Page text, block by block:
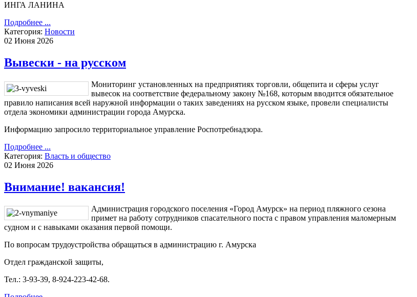
ИНГА ЛАНИНА
Подробнее ...
Категория: Новости
02 Июня 2026
Вывески - на русском
Мониторинг установленных на предприятиях торговли, общепита и сферы услуг
вывесок на соответствие федеральному закону №168, которым вводится обязательное
правило написания всей наружной информации о таких заведениях на русском языке, провели специалисты
отдела экономики администрации города Амурска.
Информацию запросило территориальное управление Роспотребнадзора.
Подробнее ...
Категория: Власть и общество
02 Июня 2026
Внимание! вакансия!
Администрация городского поселения «Город Амурск» на период пляжного сезона
примет на работу сотрудников спасательного поста с правом управления маломерным
судном и с навыками оказания первой помощи.
По вопросам трудоустройства обращаться в администрацию г. Амурска
Отдел гражданской защиты,
Тел.: 3-93-39, 8-924-223-42-68.